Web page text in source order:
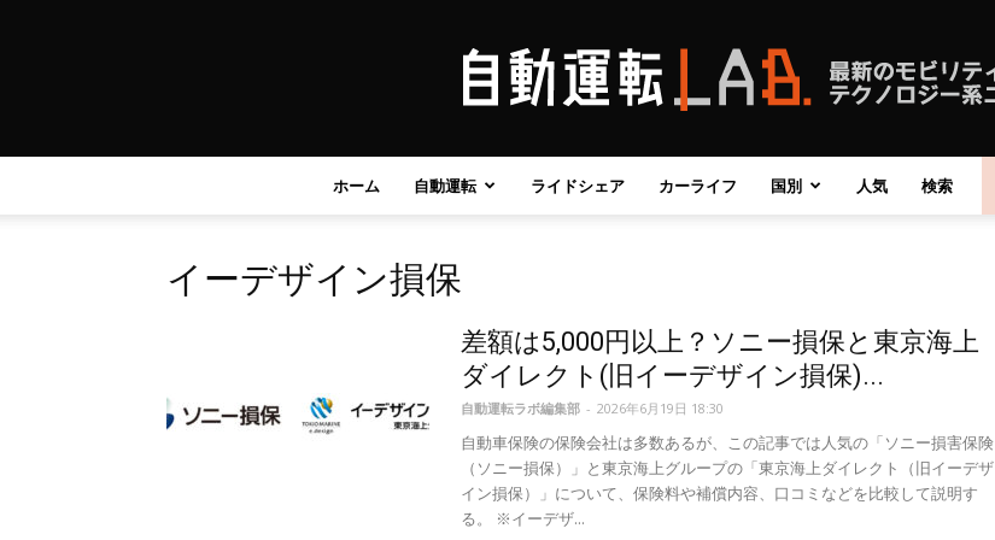
自
動
運
ホーム 自動運転 ライドシェア カーライフ 国別 人気 検索
イーデザイン損保
差額は5,000円以上？ソニー損保と東京海上
ダイレクト(旧イーデザイン損保)...
自動運転ラボ編集部 - 2026年6月19日 18:30
自動車保険の保険会社は多数あるが、この記事では人気の「ソニー損害保険
（ソニー損保）」と東京海上グループの「東京海上ダイレクト（旧イーデザ
イン損保）」について、保険料や補償内容、口コミなどを比較して説明す
る。 ※イーデザ...